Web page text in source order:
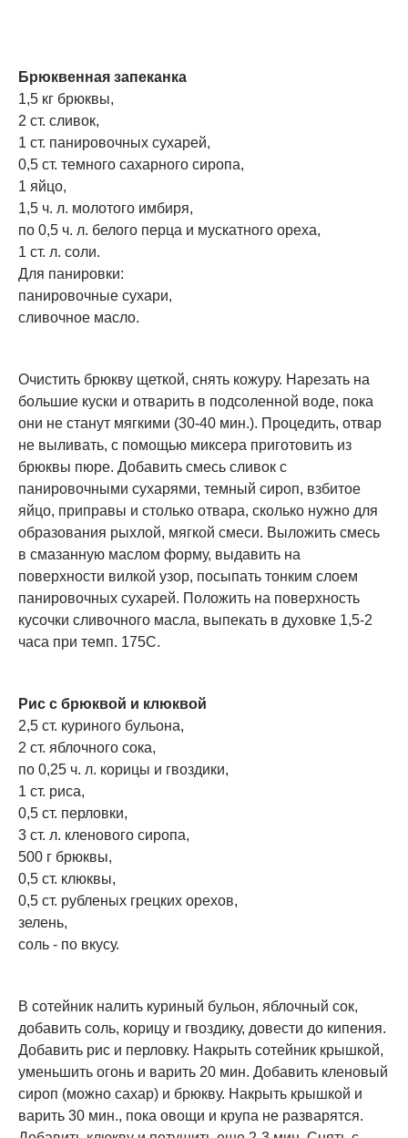
Брюквенная запеканка
1,5 кг брюквы,
2 ст. сливок,
1 ст. панировочных сухарей,
0,5 ст. темного сахарного сиропа,
1 яйцо,
1,5 ч. л. молотого имбиря,
по 0,5 ч. л. белого перца и мускатного ореха,
1 ст. л. соли.
Для панировки:
панировочные сухари,
сливочное масло.
Очистить брюкву щеткой, снять кожуру. Нарезать на
большие куски и отварить в подсоленной воде, пока
они не станут мягкими (30-40 мин.). Процедить, отвар
не выливать, с помощью миксера приготовить из
брюквы пюре. Добавить смесь сливок с
панировочными сухарями, темный сироп, взбитое
яйцо, приправы и столько отвара, сколько нужно для
образования рыхлой, мягкой смеси. Выложить смесь
в смазанную маслом форму, выдавить на
поверхности вилкой узор, посыпать тонким слоем
панировочных сухарей. Положить на поверхность
кусочки сливочного масла, выпекать в духовке 1,5-2
часа при темп. 175С.
Рис с брюквой и клюквой
2,5 ст. куриного бульона,
2 ст. яблочного сока,
по 0,25 ч. л. корицы и гвоздики,
1 ст. риса,
0,5 ст. перловки,
3 ст. л. кленового сиропа,
500 г брюквы,
0,5 ст. клюквы,
0,5 ст. рубленых грецких орехов,
зелень,
соль - по вкусу.
В сотейник налить куриный бульон, яблочный сок,
добавить соль, корицу и гвоздику, довести до кипения.
Добавить рис и перловку. Накрыть сотейник крышкой,
уменьшить огонь и варить 20 мин. Добавить кленовый
сироп (можно сахар) и брюкву. Накрыть крышкой и
варить 30 мин., пока овощи и крупа не разварятся.